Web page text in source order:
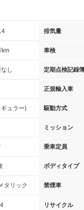
排気量
km 車検
し 定期点検記録
正規輸入車
ュラー) 駆動方式
ミッション
乗車定員
ボディタイプ
タリック 禁煙車
リサイクル